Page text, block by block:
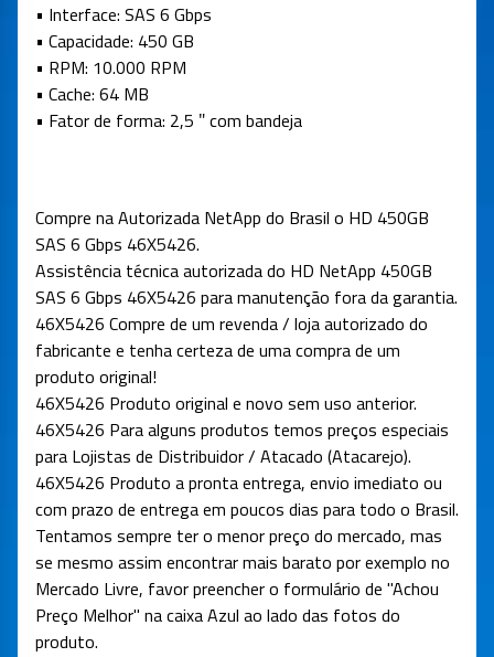
• Interface: SAS 6 Gbps
• Capacidade: 450 GB
• RPM: 10.000 RPM
• Cache: 64 MB
• Fator de forma: 2,5 ″ com bandeja
Compre na Autorizada NetApp do Brasil o HD 450GB
SAS 6 Gbps 46X5426.
Assistência técnica autorizada do HD NetApp 450GB
SAS 6 Gbps 46X5426 para manutenção fora da garantia.
46X5426 Compre de um revenda / loja autorizado do
fabricante e tenha certeza de uma compra de um
produto original!
46X5426 Produto original e novo sem uso anterior.
46X5426 Para alguns produtos temos preços especiais
para Lojistas de Distribuidor / Atacado (Atacarejo).
46X5426 Produto a pronta entrega, envio imediato ou
com prazo de entrega em poucos dias para todo o Brasil.
Tentamos sempre ter o menor preço do mercado, mas
se mesmo assim encontrar mais barato por exemplo no
Mercado Livre, favor preencher o formulário de "Achou
Preço Melhor" na caixa Azul ao lado das fotos do
produto.